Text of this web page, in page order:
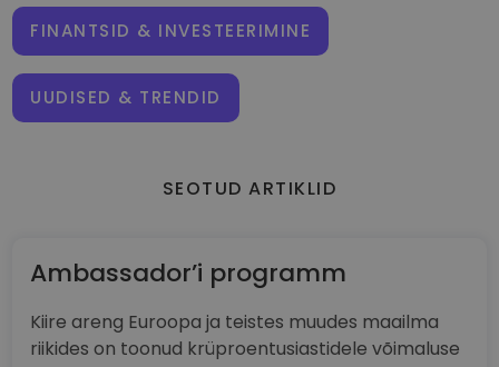
FINANTSID & INVESTEERIMINE
UUDISED & TRENDID
SEOTUD ARTIKLID
Ambassador’i programm
Kiire areng Euroopa ja teistes muudes maailma
riikides on toonud krüproentusiastidele võimaluse